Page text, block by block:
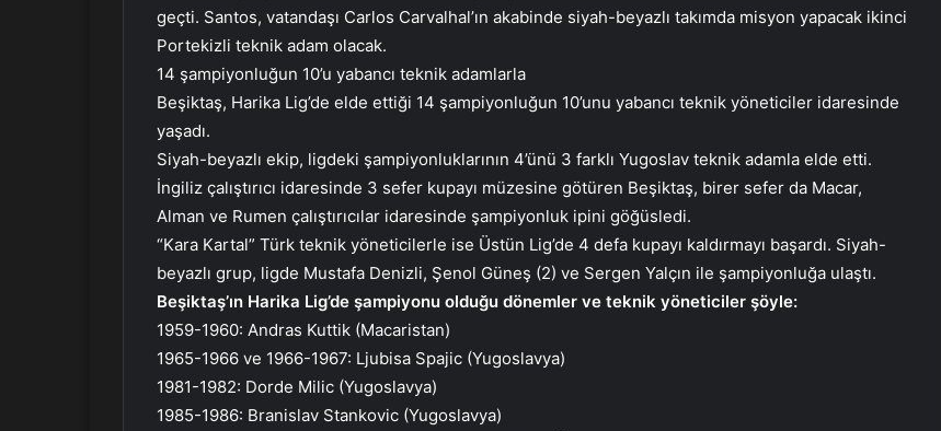
geçti. Santos, vatandaşı Carlos Carvalhal’ın akabinde siyah-beyazlı takımda misyon yapacak ikinci
Portekizli teknik adam olacak.
14 şampiyonluğun 10’u yabancı teknik adamlarla
Beşiktaş, Harika Lig’de elde ettiği 14 şampiyonluğun 10’unu yabancı teknik yöneticiler idaresinde
yaşadı.
Siyah-beyazlı ekip, ligdeki şampiyonluklarının 4’ünü 3 farklı Yugoslav teknik adamla elde etti.
İngiliz çalıştırıcı idaresinde 3 sefer kupayı müzesine götüren Beşiktaş, birer sefer da Macar,
Alman ve Rumen çalıştırıcılar idaresinde şampiyonluk ipini göğüsledi.
“Kara Kartal” Türk teknik yöneticilerle ise Üstün Lig’de 4 defa kupayı kaldırmayı başardı. Siyah-
beyazlı grup, ligde Mustafa Denizli, Şenol Güneş (2) ve Sergen Yalçın ile şampiyonluğa ulaştı.
Beşiktaş’ın Harika Lig’de şampiyonu olduğu dönemler ve teknik yöneticiler şöyle:
1959-1960: Andras Kuttik (Macaristan)
1965-1966 ve 1966-1967: Ljubisa Spajic (Yugoslavya)
1981-1982: Dorde Milic (Yugoslavya)
1985-1986: Branislav Stankovic (Yugoslavya)